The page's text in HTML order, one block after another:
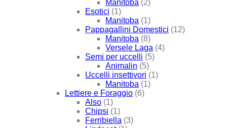
Manitoba (2)
Esotici (1)
Manitoba (1)
Pappagallini Domestici (12)
Manitoba (8)
Versele Laga (4)
Semi per uccelli (5)
Animalin (5)
Uccelli insettivori (1)
Manitoba (1)
Lettiere e Foraggio (6)
Also (1)
Chipsi (1)
Ferribiella (3)